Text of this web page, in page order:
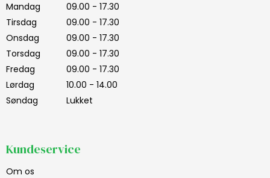
Mandag
09.00 - 17.30
Tirsdag
09.00 - 17.30
Onsdag
09.00 - 17.30
Torsdag
09.00 - 17.30
Fredag
09.00 - 17.30
Lørdag
10.00 - 14.00
Søndag
Lukket
Kundeservice
Om os